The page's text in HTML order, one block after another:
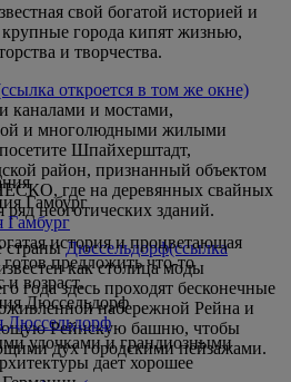
свой богатой историей и
города кипят жизнью,
и творчества.
откроется в том же окне)
каналами и мостами,
и многолюдными жилыми
Шпайхерштадт,
район, признанный объектом
где на деревянных свайных
неоготических зданий.
страныДюссельдорф(ссылка
как столица моды
года здесь проходят бесконечные
набережной Рейна и
Рейнскую башню, чтобы
дух городскими пейзажами.
Гамбург
история и процветающая
предложить что-то
возраст.
Дюссельдорф
улочками и грандиозными
дает хорошее